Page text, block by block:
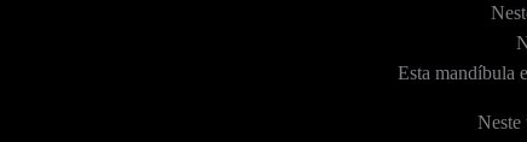
Esta mandíbula
Neste